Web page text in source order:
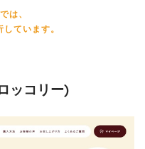
は、
ています。
ッコリー)